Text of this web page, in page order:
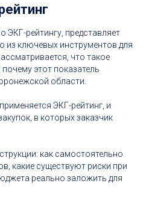
ЭКГ-рейтингу, представляет
из ключевых инструментов для
что такое
этот показатель
области.
ЭКГ-рейтинг, и
в которых заказчик
как самостоятельно
какие существуют риски при
реально заложить для